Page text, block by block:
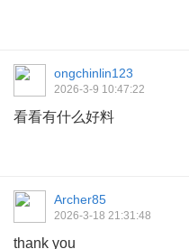
ongchinlin123
2026-3-9 10:47:22
看看有什么好料
Archer85
2026-3-18 21:31:48
thank you